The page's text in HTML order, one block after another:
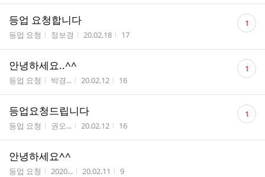
등업 요청합니다
게시판명
등업 요청 작성자
정보경 작성시간
20.02.18 조회수
17
댓
글 1
안녕하세요..^^
게시판명
등업 요청 작성자
박경... 작성시간
20.02.12 조회수
16
댓
글 1
등업요청드립니다
게시판명
등업 요청 작성자
권오... 작성시간
20.02.12 조회수
16
댓
글 1
안녕하세요^^
게시판명
등업 요청 작성자
2020... 작성시간
20.02.11 조회수
9